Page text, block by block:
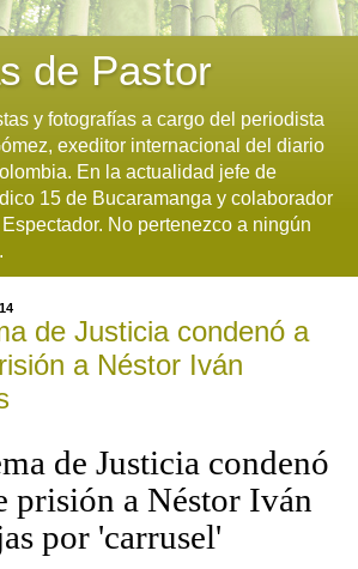
de Pastor
y fotografías a cargo del periodista
exeditor internacional del diario
En la actualidad jefe de
15 de Bucaramanga y colaborador
No pertenezco a ningún
de Justicia condenó a
a Néstor Iván
de Justicia condenó
prisión a Néstor Iván
por 'carrusel'